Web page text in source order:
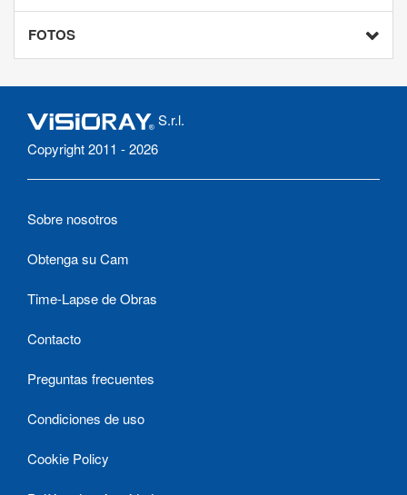
FOTOS
S.r.l.
Copyright 2011 - 2026
Sobre nosotros
Obtenga su Cam
Time-Lapse de Obras
Contacto
Preguntas frecuentes
Condiciones de uso
Cookie Policy